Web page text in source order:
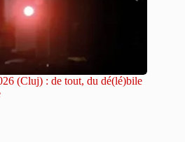
(Cluj) : de tout, du dé(lé)bile